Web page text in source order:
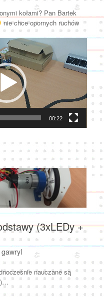
kołami? Pan Bartek
nie chce opornych ruchów
00:22
(3xLEDy +
gawryl
nauczane są